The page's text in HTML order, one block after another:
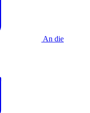
An die